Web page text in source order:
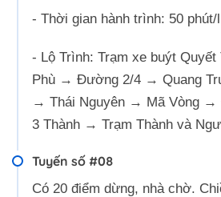
- Thời gian hành trình: 50
- Lộ Trình: Trạm xe buýt
Phù → Đường 2/4 → Quang
→ Thái Nguyên → Mã Vòng
3 Thành → Trạm Thành và
Tuyến số #08
Có 20 điểm dừng, nhà chờ.